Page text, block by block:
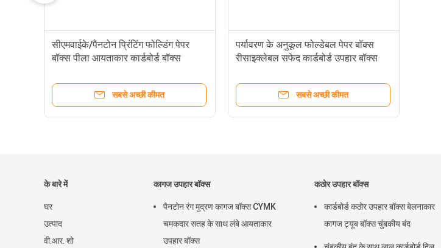
सीएमवाईके/पैनटोन प्रिंटिंग फोल्डिंग पेपर
बॉक्स पीला आयताकार कार्डबोर्ड बॉक्स
सबसे अच्छी कीमत
पर्यावरण के अनुकूल फोल्डेबल पेपर बॉक्स
रीसाइक्लेबल सफेद कार्डबोर्ड उपहार बॉक्स
सबसे अच्छी कीमत
के बारे में
घर
उत्पाद
वी.आर. शो
कागज उपहार बॉक्स
पैनटोन रंग मुद्रण कागज बॉक्स CYMK
चमकदार सतह के साथ लंबे आयताकार
उपहार बॉक्स
कठोर उपहार बॉक्स
कार्डबोर्ड कठोर उपहार बॉक्स बेलनाकार
कागज ट्यूब बॉक्स चुंबकीय बंद